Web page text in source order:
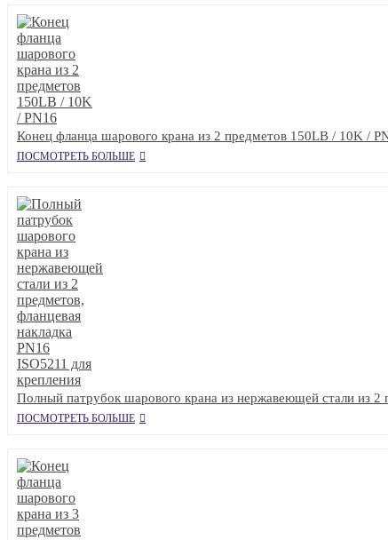
Конец фланца шарового крана из 2 предметов 150LB / 10K /
ПОСМОТРЕТЬ БОЛЬШЕ
Полный патрубок шарового крана из нержавеющей стали из 2
ПОСМОТРЕТЬ БОЛЬШЕ